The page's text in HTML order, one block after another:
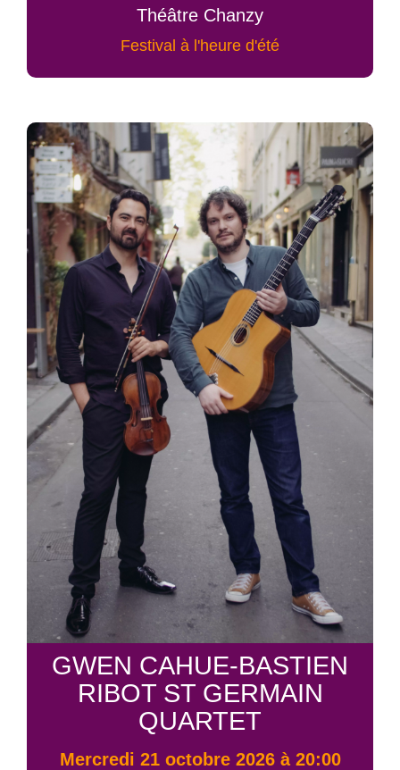
Théâtre Chanzy
Festival à l'heure d'été
GWEN CAHUE-BASTIEN
RIBOT ST GERMAIN
QUARTET
mercredi 21 octobre 2026 à 20:00